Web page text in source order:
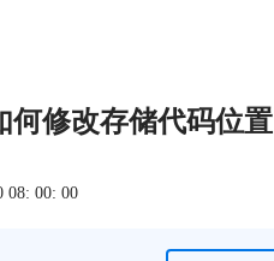
修改存储代码位置
08: 00: 00